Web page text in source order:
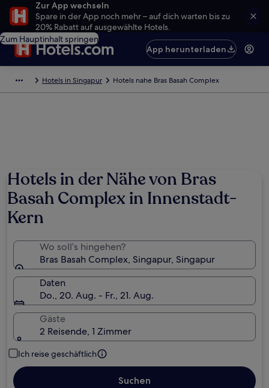
Zur App wechseln
Spare in der App noch mehr – auf dich warten bis zu
20% Rabatt auf ausgewählte Hotels.
Zum Hauptinhalt springen
App herunterladen
Hotels in Singapur Hotels nahe Bras Basah Complex
Hotels in der Nähe von Bras
Basah Complex in Innenstadt-
Kern
Wo soll’s hingehen?
Bras Basah Complex, Singapur, Singapur
Daten
Do., 20. Aug. - Fr., 21. Aug.
Gäste
2 Reisende, 1 Zimmer
Ich reise geschäftlich
Suchen